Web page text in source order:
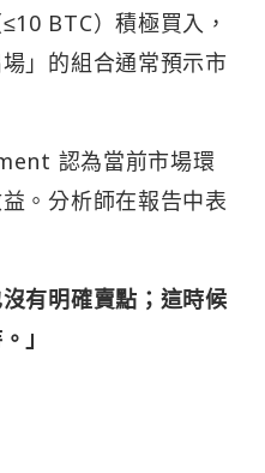
BTC）積極買入，
」的組合通常預示市
認為當前市場環
。分析師在報告中表
有明確賣點；這時候
」